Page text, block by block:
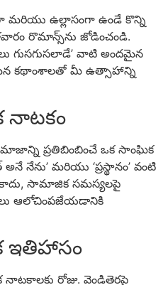
ఉల్లాసంగా ఉండే కొన్ని
రొమాన్స్‌ను జోడించండి.
గుసగుసలాడే’ వాటి అందమైన
కథాంశాలతో మీ ఉత్సాహాన్ని
నాటకం
ప్రతిబింబించే ఒక సాంఘిక
నేను’ మరియు ‘ప్రస్థానం’ వంటి
సామాజిక సమస్యలపై
ఆలోచింపజేయడానికి
ఇతిహాసం
నాటకాలకు రోజు. వెండితెరపై